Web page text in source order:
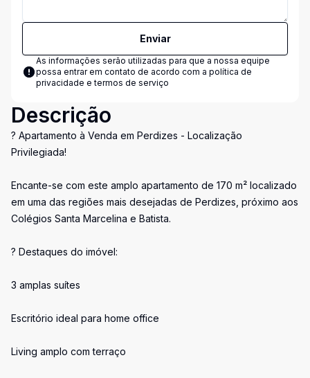
Enviar
As informações serão utilizadas para que a nossa equipe
possa entrar em contato de acordo com a política de
privacidade e termos de serviço
Descrição
? Apartamento à Venda em Perdizes - Localização
Privilegiada!
Encante-se com este amplo apartamento de 170 m² localizado
em uma das regiões mais desejadas de Perdizes, próximo aos
Colégios Santa Marcelina e Batista.
? Destaques do imóvel:
3 amplas suítes
Escritório ideal para home office
Living amplo com terraço